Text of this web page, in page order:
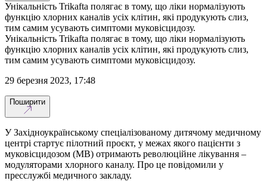
Унікальність Trikafta полягає в тому, що ліки нормалізують
функцію хлорних каналів усіх клітин, які продукують слиз,
тим самим усувають симптоми муковісцидозу.
Унікальність Trikafta полягає в тому, що ліки нормалізують
функцію хлорних каналів усіх клітин, які продукують слиз,
тим самим усувають симптоми муковісцидозу.
29 березня 2023, 17:48
Поширити
У Західноукраїнському спеціалізованому дитячому медичному
центрі стартує пілотний проєкт, у межах якого пацієнти з
муковісцидозом (МВ) отримають революційне лікування –
модуляторами хлорного каналу. Про це повідомили у
пресслужбі медичного закладу.